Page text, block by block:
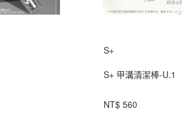
S+
S+ 甲溝清潔棒-U.1
NT$ 560